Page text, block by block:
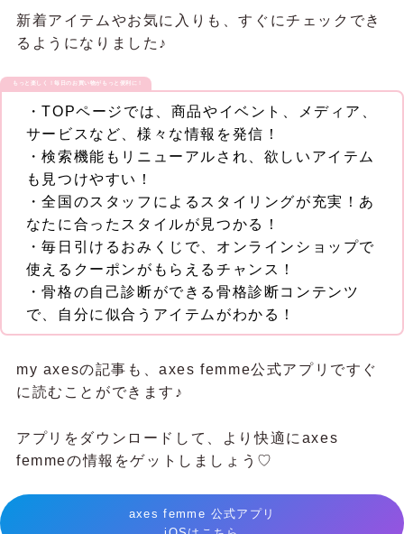
新着アイテムやお気に入りも、すぐにチェックでき
るようになりました♪
もっと楽しく！毎日のお買い物がもっと便利に！
・TOPページでは、商品やイベント、メディア、
サービスなど、様々な情報を発信！
・検索機能もリニューアルされ、欲しいアイテム
も見つけやすい！
・全国のスタッフによるスタイリングが充実！あ
なたに合ったスタイルが見つかる！
・毎日引けるおみくじで、オンラインショップで
使えるクーポンがもらえるチャンス！
・骨格の自己診断ができる骨格診断コンテンツ
で、自分に似合うアイテムがわかる！
my axesの記事も、axes femme公式アプリですぐ
に読むことができます♪
アプリをダウンロードして、より快適にaxes
femmeの情報をゲットしましょう♡
axes femme 公式アプリ